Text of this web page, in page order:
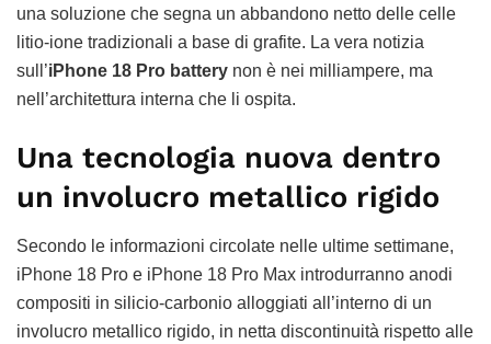
una soluzione che segna un abbandono netto delle celle
litio-ione tradizionali a base di grafite. La vera notizia
sull’iPhone 18 Pro battery non è nei milliampere, ma
nell’architettura interna che li ospita.
Una tecnologia nuova dentro
un involucro metallico rigido
Secondo le informazioni circolate nelle ultime settimane,
iPhone 18 Pro e iPhone 18 Pro Max introdurranno anodi
compositi in silicio-carbonio alloggiati all’interno di un
involucro metallico rigido, in netta discontinuità rispetto alle